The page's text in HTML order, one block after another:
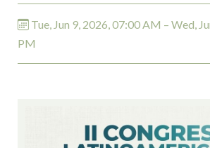
Tue, Jun 9, 2026, 07:00 AM – Wed,
PM